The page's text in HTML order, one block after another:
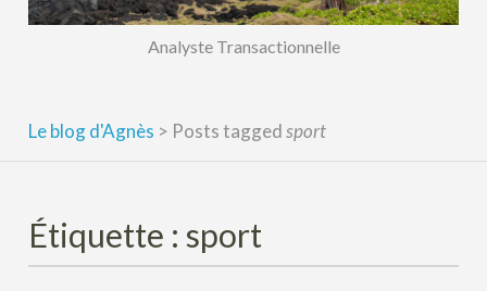
Analyste Transactionnelle
Le blog d'Agnès > Posts taggedsport
Étiquette :sport